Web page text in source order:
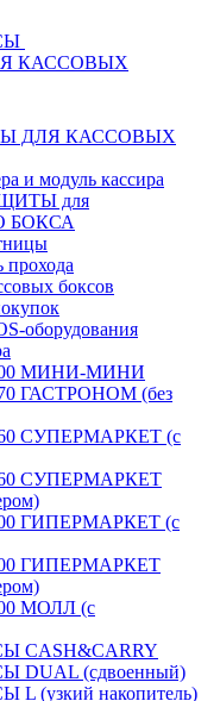
КАССОВЫХ
ДЛЯ КАССОВЫХ
и модуль кассира
для
БОКСА
прохода
боксов
оборудования
МИНИ-МИНИ
ГАСТРОНОМ (без
СУПЕРМАРКЕТ (с
СУПЕРМАРКЕТ
ГИПЕРМАРКЕТ (с
ГИПЕРМАРКЕТ
МОЛЛ (с
CASH&CARRY
(сдвоенный)
(узкий накопитель)